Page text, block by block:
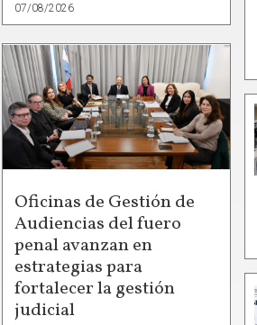
07/08/2026
Oficinas de Gestión de
Audiencias del fuero
penal avanzan en
estrategias para
fortalecer la gestión
judicial